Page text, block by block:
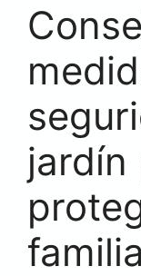
jardín
familia